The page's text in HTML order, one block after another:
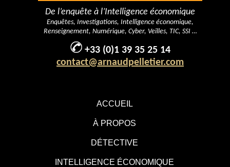
ACCUEIL
À PROPOS
DÉTECTIVE
INTELLIGENCE ÉCONOMIQUE
De l’enquête à l’Intelligence économique
Enquêtes, Investigations, Intelligence économique,
Renseignement, Numérique, Cyber, Veilles, TIC, SSI …
+33 (0)1 39 35 25 14
contact@arnaudpelletier.com